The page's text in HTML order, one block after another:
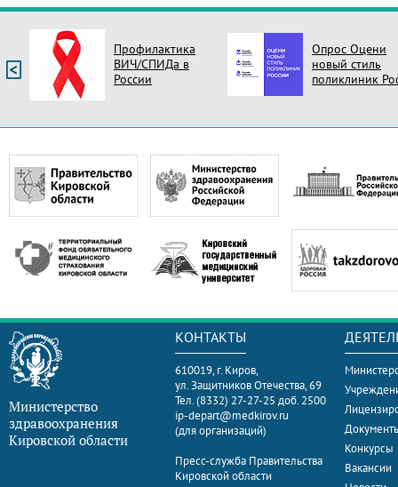
Профилактика
ВИЧ/СПИДа в
России
Опрос Оцени
новый стиль
поликлиник
Министерство
здравоохранения
Кировской области
КОНТАКТЫ
610019, г. Киров,
ул. Защитников Отечества, 69
Тел. (8332) 27-27-25 доб. 2500
ip-depart@medkirov.ru
(для организаций)
Пресс-служба Правительства
Кировской области
Конкурсы
Вакансии